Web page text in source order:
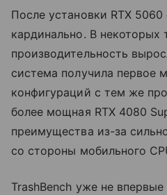
После установки RTX
кардинально. В некоторых
производительность
система получила первое
конфигураций с тем же
более мощная RTX 4080
преимущества из-за
со стороны мобильного
TrashBench уже не